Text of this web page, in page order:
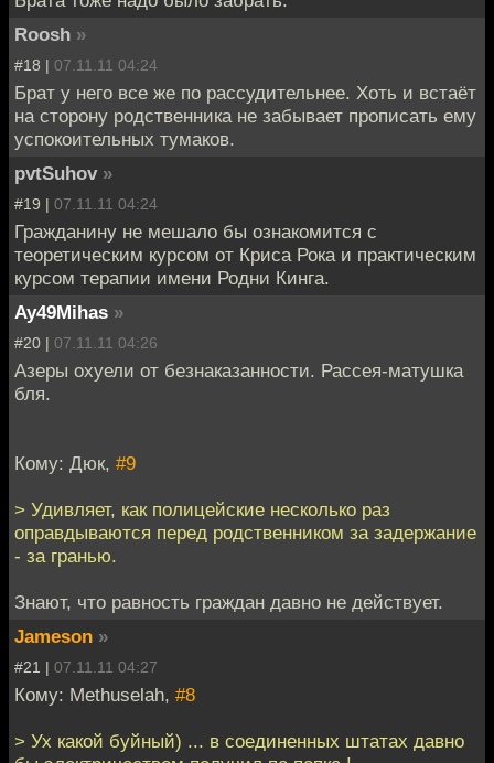
Roosh »
#18 | 07.11.11 04:24
Брат у него все же по рассудительнее. Хоть и встаёт
на сторону родственника не забывает прописать ему
успокоительных тумаков.
pvtSuhov »
#19 | 07.11.11 04:24
Гражданину не мешало бы ознакомится с
теоретическим курсом от Криса Рока и практическим
курсом терапии имени Родни Кинга.
Ay49Mihas »
#20 | 07.11.11 04:26
Азеры охуели от безнаказанности. Рассея-матушка
бля.
Кому: Дюк, #9
> Удивляет, как полицейские несколько раз
оправдываются перед родственником за задержание
- за гранью.
Знают, что равность граждан давно не действует.
Jameson »
#21 | 07.11.11 04:27
Кому: Methuselah, #8
> Ух какой буйный) ... в соединенных штатах давно